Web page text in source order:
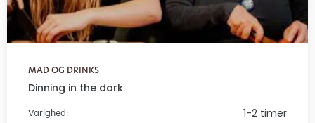
MAD OG DRINKS
Dinning in the dark
Varighed: 1-2 timer